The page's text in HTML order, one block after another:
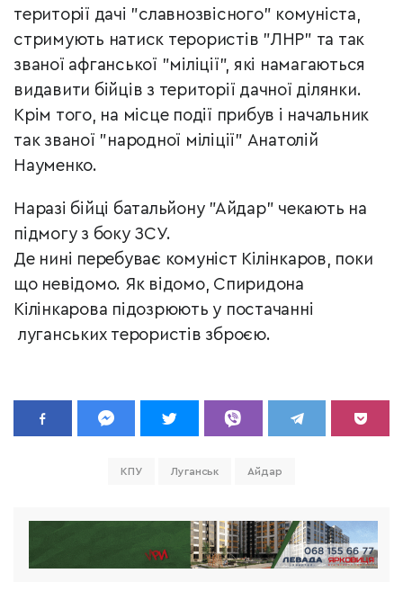
території дачі "славнозвісного" комуніста,
стримують натиск терористів "ЛНР" та так
званої афганської "міліції", які намагаються
видавити бійців з території дачної ділянки.
Крім того, на місце події прибув і начальник
так званої "народної міліції" Анатолій
Науменко.
Наразі бійці батальйону "Айдар" чекають на
підмогу з боку ЗСУ.
Де нині перебуває комуніст Кілінкаров, поки
що невідомо. Як відомо, Спиридона
Кілінкарова підозрюють у постачанні
луганських терористів зброєю.
КПУ Луганськ Айдар